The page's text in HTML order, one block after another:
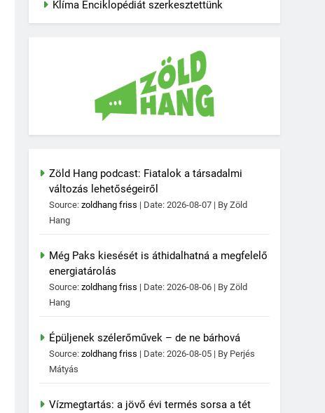
Klíma Enciklopédiát szerkesztettünk
Zöld Hang podcast: Fiatalok a társadalmi
változás lehetőségeiről
Source:zoldhang friss Date: 2026-08-07
By Zöld
Hang
Még Paks kiesését is áthidalhatná a megfelelő
energiatárolás
Source:zoldhang friss Date: 2026-08-06
By Zöld
Hang
Épüljenek szélerőművek – de ne bárhová
Source:zoldhang friss Date: 2026-08-05
By Perjés
Mátyás
Vízmegtartás: a jövő évi termés sorsa a tét